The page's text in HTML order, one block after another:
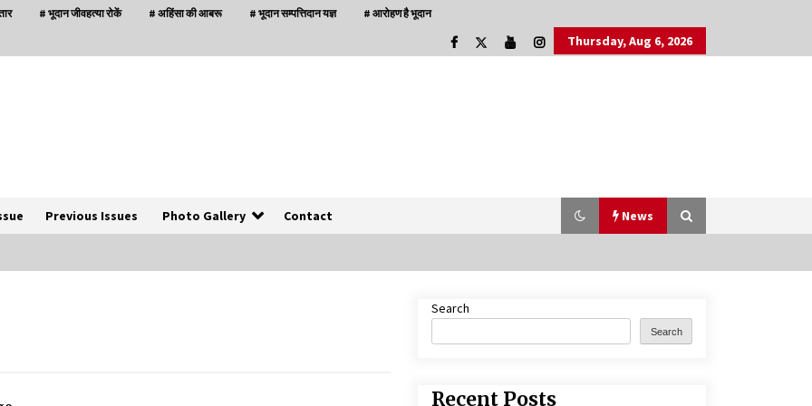
# भूदान जीवहत्या रोकें # अहिंसा की आबरू # भूदान सम्पत्तिदान यज्ञ # आरोहण है भूदान
Thursday, Aug 6, 2026
Previous Issues Photo Gallery Contact News
डॉक्टर अंबेडकर सामाजिक नवजागरण के अग्रदूत थे
चाइनीज मस्ट गो
Search
Search
Recent Posts